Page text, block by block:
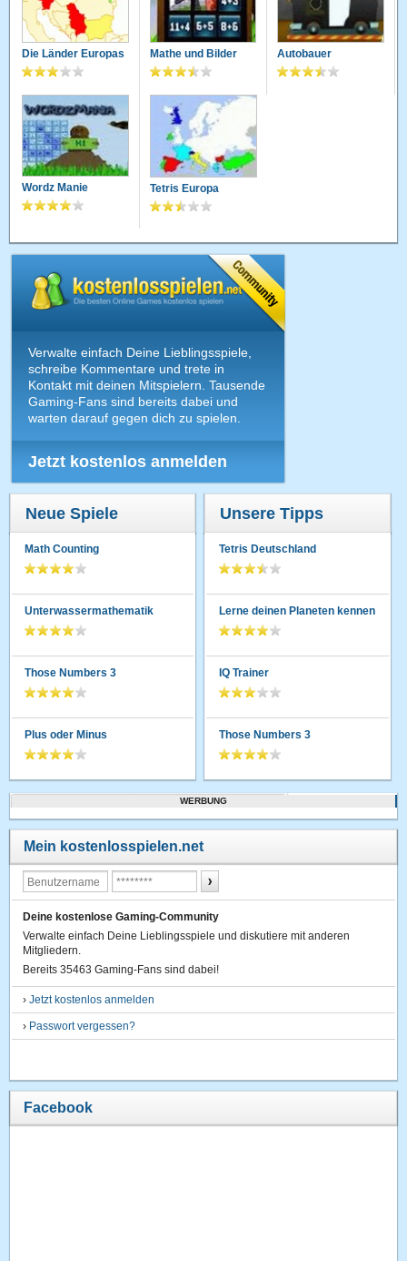
Die Länder Europas Mathe und Bilder Autobauer
Wordz Manie Tetris Europa
Verwalte einfach Deine Lieblingsspiele,
schreibe Kommentare und trete in
Kontakt mit deinen Mitspielern. Tausende
Gaming-Fans sind bereits dabei und
warten darauf gegen dich zu spielen.
Jetzt kostenlos anmelden
Neue Spiele
Math Counting
Unterwassermathematik
Those Numbers 3
Plus oder Minus
Unsere Tipps
Tetris Deutschland
Lerne deinen Planeten kennen
IQ Trainer
Those Numbers 3
WERBUNG
Mein kostenlosspielen.net
Deine kostenlose Gaming-Community
Verwalte einfach Deine Lieblingsspiele und diskutiere mit anderen
Mitgliedern.
Bereits 35463 Gaming-Fans sind dabei!
›Jetzt kostenlos anmelden
› Passwort vergessen?
Facebook